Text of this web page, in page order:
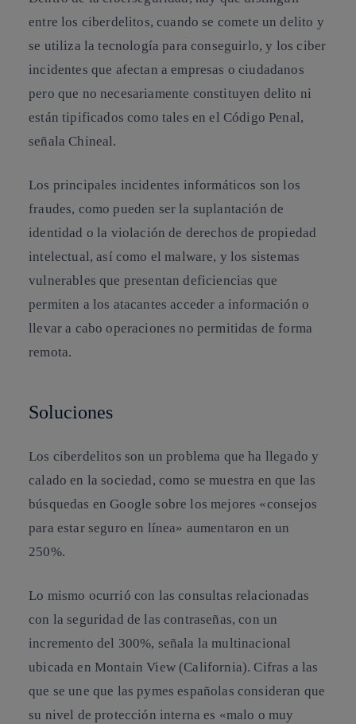
entre los ciberdelitos, cuando se comete un delito y
se utiliza la tecnología para conseguirlo, y los ciber
incidentes que afectan a empresas o ciudadanos
pero que no necesariamente constituyen delito ni
están tipificados como tales en el Código Penal,
señala Chineal.
Los principales incidentes informáticos son los
fraudes, como pueden ser la suplantación de
identidad o la violación de derechos de propiedad
intelectual, así como el malware, y los sistemas
vulnerables que presentan deficiencias que
permiten a los atacantes acceder a información o
llevar a cabo operaciones no permitidas de forma
remota.
Soluciones
Los ciberdelitos son un problema que ha llegado y
calado en la sociedad, como se muestra en que las
búsquedas en Google sobre los mejores «consejos
para estar seguro en línea» aumentaron en un
250%.
Lo mismo ocurrió con las consultas relacionadas
con la seguridad de las contraseñas,con un
incremento del 300%, señala la multinacional
ubicada en Montain View (California). Cifras a las
que se une que las pymes españolas consideran que
su nivel de protección interna es «malo o muy